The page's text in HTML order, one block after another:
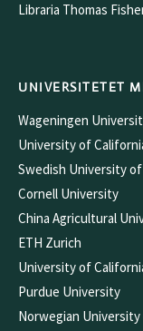
Libraria Thomas
UNIVERSITETET
Wageningen
University of
Swedish University
Cornell University
China Agricultural
ETH Zurich
University of
Purdue University
Norwegian